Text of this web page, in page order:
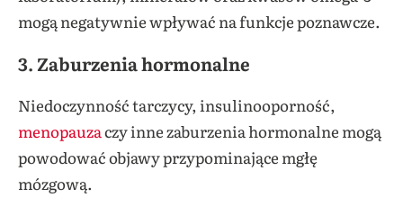
mogą negatywnie wpływać na funkcje poznawcze.
3. Zaburzenia hormonalne
Niedoczynność tarczycy, insulinooporność,
menopauzaczy inne zaburzenia hormonalne mogą
powodować objawy przypominające mgłę
mózgową.